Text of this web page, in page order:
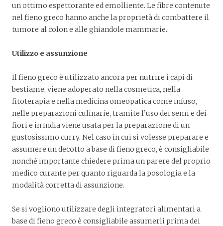
un ottimo espettorante ed emolliente. Le fibre contenute
nel fieno greco hanno anche la proprietà di combattere il
tumore al colon e alle ghiandole mammarie.
Utilizzo e assunzione
Il fieno greco è utilizzato ancora per nutrire i capi di
bestiame, viene adoperato nella cosmetica, nella
fitoterapia e nella medicina omeopatica come infuso,
nelle preparazioni culinarie, tramite l’uso dei semi e dei
fiori e in India viene usata per la preparazione di un
gustosissimo curry. Nel caso in cui si volesse preparare e
assumere un decotto a base di fieno greco, è consigliabile
nonché importante chiedere prima un parere del proprio
medico curante per quanto riguarda la posologia e la
modalità corretta di assunzione.
Se si vogliono utilizzare degli integratori alimentari a
base di fieno greco è consigliabile assumerli prima dei